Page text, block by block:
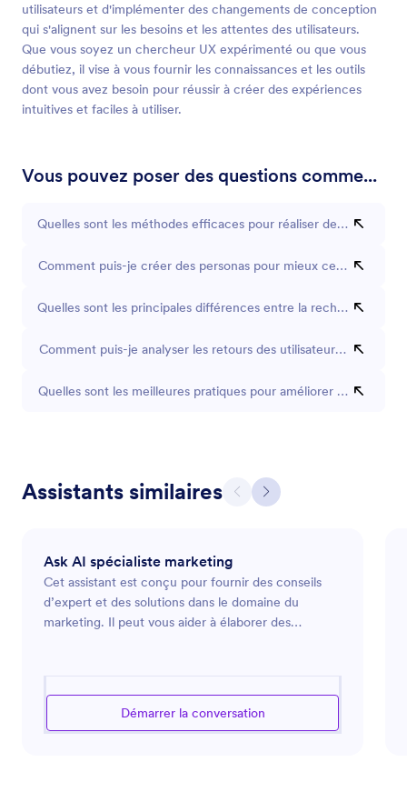
utilisateurs et d'implémenter des changements de conception
qui s'alignent sur les besoins et les attentes des utilisateurs.
Que vous soyez un chercheur UX expérimenté ou que vous
débutiez, il vise à vous fournir les connaissances et les outils
dont vous avez besoin pour réussir à créer des expériences
intuitives et faciles à utiliser.
Vous pouvez poser des questions comme...
Quelles sont les méthodes efficaces pour réaliser des tests
Comment puis-je créer des personas pour mieux cerner les
Quelles sont les principales différences entre la recherche
Comment puis-je analyser les retours des utilisateurs à partir
Quelles sont les meilleures pratiques pour améliorer
Assistants similaires
Ask AI spécialiste marketing
Cet assistant est conçu pour fournir des conseils
d’expert et des solutions dans le domaine du
marketing. Il peut vous aider à élaborer des
renforcer la présence en ligne de votre marque ou
recherchiez des moyens d’engager votre audience
Démarrer la conversation